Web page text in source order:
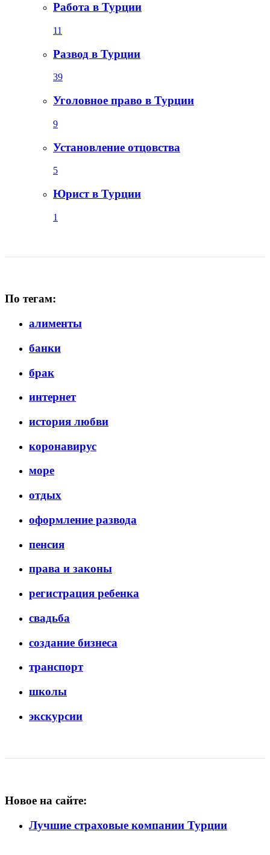
Работа в Турции
11
Развод в Турции
39
Уголовное право в Турции
9
Установление отцовства
5
Юрист в Турции
1
По тегам:
алименты
банки
брак
интернет
история любви
коронавирус
море
отдых
оформление развода
пенсия
права и законы
регистрация ребенка
свадьба
создание бизнеса
транспорт
школы
экскурсии
Новое на сайте:
Лучшие страховые компании Турции